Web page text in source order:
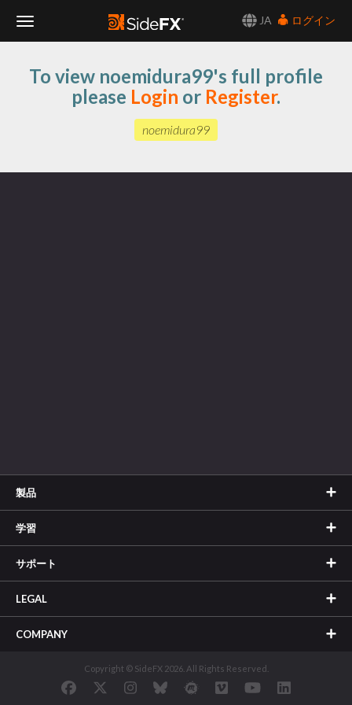
JA
ログイン
Navigation
To view noemidura99's full profile
please Login or Register.
noemidura99
製品
学習
サポート
LEGAL
COMPANY
Copyright © SideFX 2026. All Rights Reserved.